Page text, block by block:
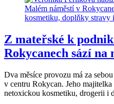
Z mateřské k
Rokycanech sází
Dva měsíce provozu má za
v centru Rokycan. Jeho
netoxickou kosmetiku, drogerii i